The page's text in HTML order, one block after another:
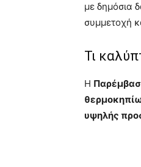
με δημόσια
συμμετοχή
Τι
Η
υψηλής